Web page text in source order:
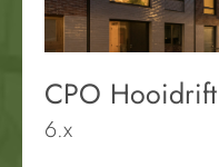
CPO Hooidrift
6.x